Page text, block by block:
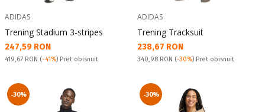
ADIDAS
Trening Stadium 3-stripes
Текуща цена:
247,59 RON
Pret obisnuit:
419,67 RON (-41%) Pret obisnuit
ADIDAS
Trening Tracksuit
Текуща цена:
238,67 RON
Pret obisnuit:
340,98 RON (-30%) Pret obisnuit
-30% -30%